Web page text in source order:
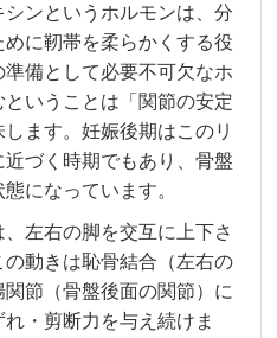
ンというホルモンは、分
に靭帯を柔らかくする役
備として必要不可欠なホ
いうことは「関節の安定
ます。妊娠後期はこのリ
づく時期でもあり、骨盤
になっています。
左右の脚を交互に上下さ
動きは恥骨結合（左右の
節（骨盤後面の関節）に
・剪断力を与え続けま